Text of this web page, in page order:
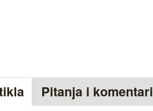
Pitanja i komentari